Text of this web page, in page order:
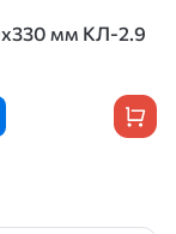
мм КЛ-2.9